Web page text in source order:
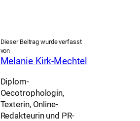
Dieser Beitrag wurde verfasst
von
Melanie Kirk-Mechtel
Diplom-
Oecotrophologin,
Texterin, Online-
Redakteurin und PR-